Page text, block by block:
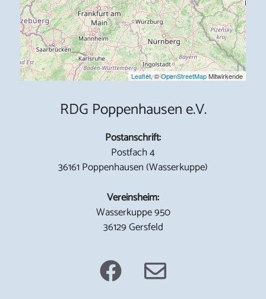
Leaflet, ©OpenStreetMapMitwirkende
RDG Poppenhausen e.V.
Postanschrift:
Postfach 4
36161 Poppenhausen (Wasserkuppe)
Vereinsheim:
Wasserkuppe 950
36129 Gersfeld